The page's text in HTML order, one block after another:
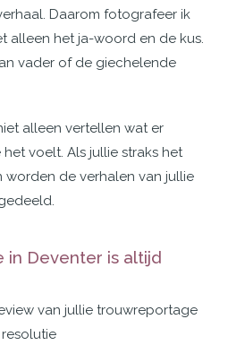
Daarom fotografeer ik
alleen het ja-woord en de kus.
vader of de giechelende
alleen vertellen wat er
voelt. Als jullie straks het
de verhalen van jullie
in Deventer is altijd
van jullie trouwreportage